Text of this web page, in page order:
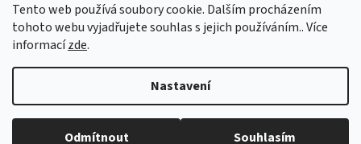
Tento web používá soubory cookie. Dalším procházením
tohoto webu vyjadřujete souhlas s jejich používáním.. Více
informacízde.
Nastavení
Odmítnout Souhlasím
Copyright 2026Berge LED. Všechna práva vyhrazena.Upravit